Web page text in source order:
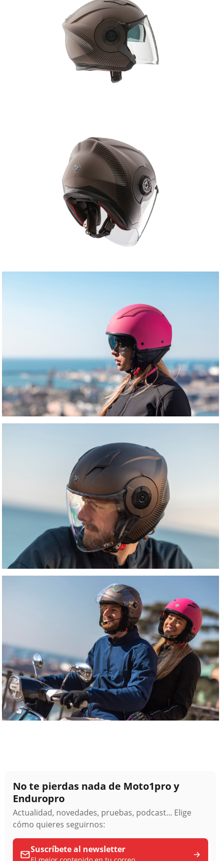
No te pierdas nada de Moto1pro y
Enduropro
Actualidad, novedades, pruebas, podcast... Elige
cómo quieres seguirnos:
Suscríbete al newsletter